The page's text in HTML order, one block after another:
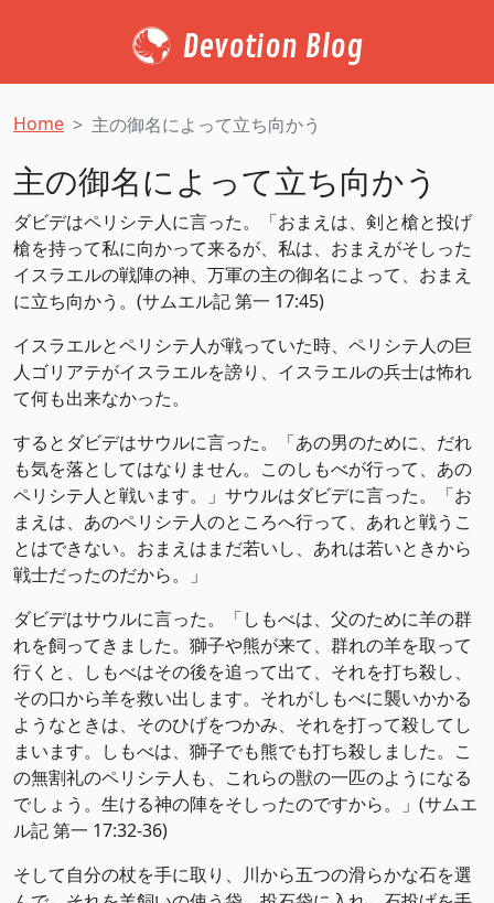
Devotion Blog
Home 主の御名によって立ち向かう
主の御名によって立ち向かう
ダビデはペリシテ人に言った。「おまえは、剣と槍と投げ
槍を持って私に向かって来るが、私は、おまえがそしった
イスラエルの戦陣の神、万軍の主の御名によって、おまえ
に立ち向かう。(サムエル記 第一 17:45)
イスラエルとペリシテ人が戦っていた時、ペリシテ人の巨
人ゴリアテがイスラエルを謗り、イスラエルの兵士は怖れ
て何も出来なかった。
するとダビデはサウルに言った。「あの男のために、だれ
も気を落としてはなりません。このしもべが行って、あの
ペリシテ人と戦います。」サウルはダビデに言った。「お
まえは、あのペリシテ人のところへ行って、あれと戦うこ
とはできない。おまえはまだ若いし、あれは若いときから
戦士だったのだから。」
ダビデはサウルに言った。「しもべは、父のために羊の群
れを飼ってきました。獅子や熊が来て、群れの羊を取って
行くと、しもべはその後を追って出て、それを打ち殺し、
その口から羊を救い出します。それがしもべに襲いかかる
ようなときは、そのひげをつかみ、それを打って殺してし
まいます。しもべは、獅子でも熊でも打ち殺しました。こ
の無割礼のペリシテ人も、これらの獣の一匹のようになる
でしょう。生ける神の陣をそしったのですから。」(サムエ
ル記 第一 17:32-36)
そして自分の杖を手に取り、川から五つの滑らかな石を選